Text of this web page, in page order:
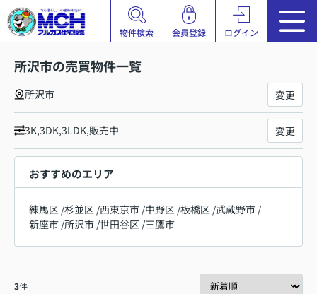
物件検索 会員登録 ログイン
所沢市の売買物件一覧
所沢市 変更
3K,3DK,3LDK,販売中 変更
おすすめのエリア
練馬区 /杉並区 /西東京市 /中野区 /板橋区 /武蔵野市 /
新座市 /所沢市 /世田谷区 /三鷹市
3件